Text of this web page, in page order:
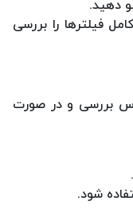
دهید.
فیلترها را بررسی
بررسی و در صورت
شود.